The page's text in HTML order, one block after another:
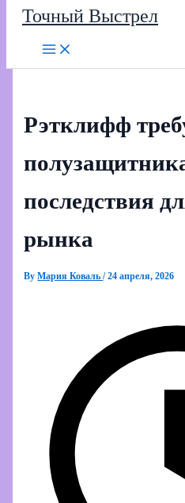
Точный Выстрел
Рэтклифф
последствия
рынка
ByМария Коваль/24 апреля, 2026